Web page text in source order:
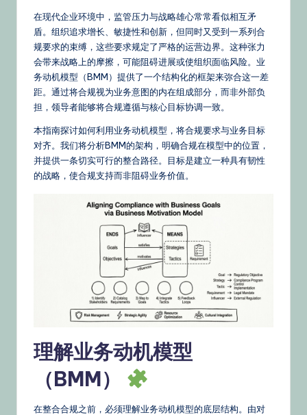
文
–
A
K
o
w
&
在现代企业环境中，监管压力与战略雄心常常看似相互矛
盾。组织追求增长、敏捷性和创新，但同时又受到一系列合
规要求的束缚，这些要求规定了严格的运营边界。这种张力
会带来战略上的摩擦，可能阻碍进展或使组织面临风险。业
务动机模型（BMM）提供了一个结构化的框架来弥合这一差
距。通过将合规视为业务意图的内在组成部分，而非外部负
担，领导者能够将合规遵循与核心目标协调一致。
本指南探讨如何利用业务动机模型，将合规要求与业务目标
对齐。我们将分析BMM的架构，明确合规在模型中的位置，
并提供一条切实可行的整合路径。目标是建立一种具有韧性
的战略，使合规支持而非阻碍业务价值。
理解业务动机模型
（BMM）
在整合合规之前，必须理解业务动机模型的底层结构。由对